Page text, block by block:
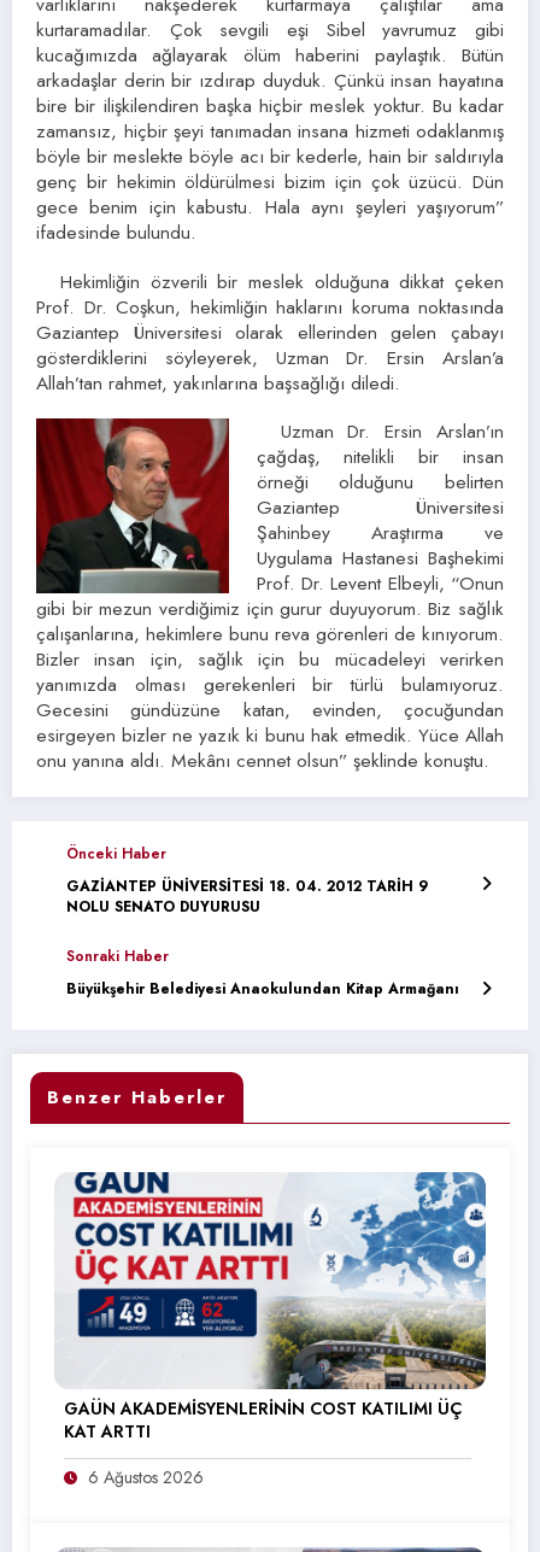
kurtaramadılar. Çok sevgili eşi Sibel yavrumuz gibi
kucağımızda ağlayarak ölüm haberini paylaştık. Bütün
arkadaşlar derin bir ızdırap duyduk. Çünkü insan hayatına
bire bir ilişkilendiren başka hiçbir meslek yoktur. Bu kadar
zamansız, hiçbir şeyi tanımadan insana hizmeti odaklanmış
böyle bir meslekte böyle acı bir kederle, hain bir saldırıyla
genç bir hekimin öldürülmesi bizim için çok üzücü. Dün
gece benim için kabustu. Hala aynı şeyleri yaşıyorum”
ifadesinde bulundu.
Hekimliğin özverili bir meslek olduğuna dikkat çeken
Prof. Dr. Coşkun, hekimliğin haklarını koruma noktasında
Gaziantep Üniversitesi olarak ellerinden gelen çabayı
gösterdiklerini söyleyerek, Uzman Dr. Ersin Arslan’a
Allah’tan rahmet, yakınlarına başsağlığı diledi.
Uzman Dr. Ersin Arslan’ın
çağdaş, nitelikli bir insan
örneği olduğunu belirten
Gaziantep Üniversitesi
Şahinbey Araştırma ve
Uygulama Hastanesi Başhekimi
Prof. Dr. Levent Elbeyli, “Onun
gibi bir mezun verdiğimiz için gurur duyuyorum. Biz sağlık
çalışanlarına, hekimlere bunu reva görenleri de kınıyorum.
Bizler insan için, sağlık için bu mücadeleyi verirken
yanımızda olması gerekenleri bir türlü bulamıyoruz.
Gecesini gündüzüne katan, evinden, çocuğundan
esirgeyen bizler ne yazık ki bunu hak etmedik. Yüce Allah
onu yanına aldı. Mekânı cennet olsun” şeklinde konuştu.
Önceki Haber
GAZİANTEP ÜNİVERSİTESİ 18. 04. 2012 TARİH 9
NOLU SENATO DUYURUSU
Sonraki Haber
Büyükşehir Belediyesi Anaokulundan Kitap Armağanı
Benzer Haberler
GAÜN AKADEMİSYENLERİNİN COST KATILIMI ÜÇ
KAT ARTTI
6 Ağustos 2026